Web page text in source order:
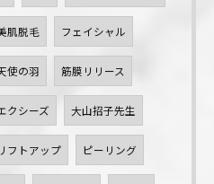
肌脱毛 フェイシャル
使の羽 筋膜リリース
クシーズ 大山招子先生
リフトアップ ピーリング